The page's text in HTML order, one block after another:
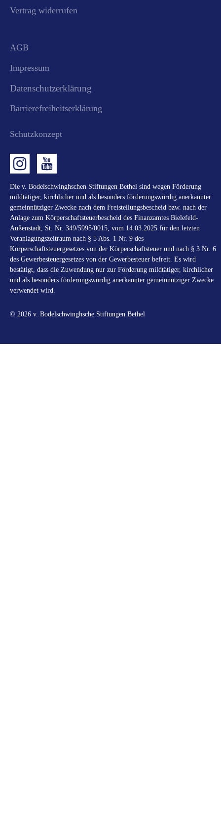
Vertrag widerrufen
AGB
Impressum
Datenschutzerklärung
Barrierefreiheitserklärung
Schutzkonzept
Die v. Bodelschwinghschen Stiftungen Bethel sind wegen Förderung
mildtätiger, kirchlicher und als besonders förderungswürdig anerkannter
gemeinnütziger Zwecke nach dem Freistellungsbescheid bzw. nach der
Anlage zum Körperschaftsteuerbescheid des Finanzamtes Bielefeld-
Außenstadt, St. Nr. 349/5995/0015, vom 14.03.2025 für den letzten
Veranlagungszeitraum nach § 5 Abs. 1 Nr. 9 des
Körperschaftsteuergesetzes von der Körperschaftsteuer und nach § 3 Nr. 6
des Gewerbesteuergesetzes von der Gewerbesteuer befreit. Es wird
bestätigt, dass die Zuwendung nur zur Förderung mildtätiger, kirchlicher
und als besonders förderungswürdig anerkannter gemeinnütziger Zwecke
verwendet wird.
© 2026 v. Bodelschwinghsche Stiftungen Bethel